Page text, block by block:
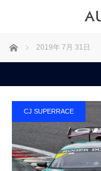
ホーム 2019年 7月 31日
CJ SUPERRACE